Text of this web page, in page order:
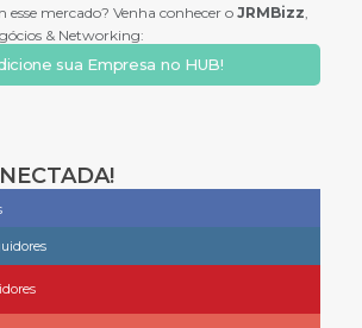
mercado? Venha conhecer o JRMBizz
& Networking:
sua Empresa no HUB!